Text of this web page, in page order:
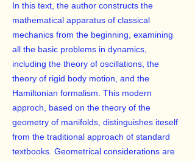
In this text, the author constructs the
mathematical apparatus of classical
mechanics from the beginning, examining
all the basic problems in dynamics,
including the theory of oscillations, the
theory of rigid body motion, and the
Hamiltonian formalism. This modern
approch, based on the theory of the
geometry of manifolds, distinguishes iteself
from the traditional approach of standard
textbooks. Geometrical considerations are